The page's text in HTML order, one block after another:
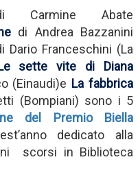
Abate
di Andrea Bazzanini
Dario Franceschini (La
sette vite di Diana
(Einaudi)e La fabbrica
(Bompiani) sono i 5
del Premio Biella
dedicato alla
scorsi in Biblioteca